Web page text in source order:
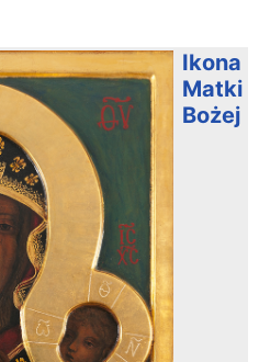
Ikona
Matki
Bożej